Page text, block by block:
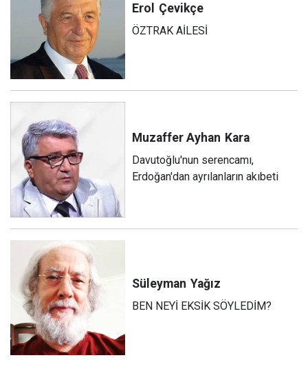
Erol Çevikçe
ÖZTRAK AİLESİ
Muzaffer Ayhan Kara
Davutoğlu'nun serencamı,
Erdoğan'dan ayrılanların akıbeti
Süleyman Yağız
BEN NEYİ EKSİK SÖYLEDİM?